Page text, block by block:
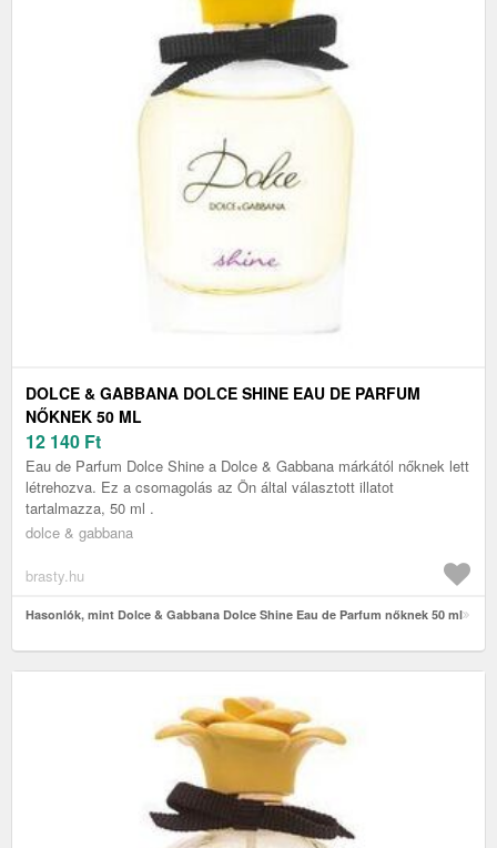
DOLCE & GABBANA DOLCE SHINE EAU DE PARFUM
NŐKNEK 50 ML
12 140 Ft
Eau de Parfum Dolce Shine a Dolce & Gabbana márkától nőknek lett
létrehozva. Ez a csomagolás az Ön által választott illatot
tartalmazza, 50 ml .
dolce & gabbana
brasty.hu
Hasonlók, mint Dolce & Gabbana Dolce Shine Eau de Parfum nőknek 50 ml